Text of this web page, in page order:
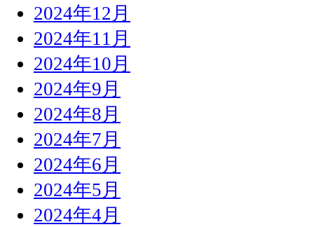
2024年12月
2024年11月
2024年10月
2024年9月
2024年8月
2024年7月
2024年6月
2024年5月
2024年4月